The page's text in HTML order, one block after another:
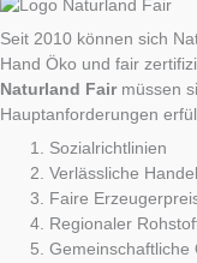
Seit 2010 können sich
Hand Öko und fair
Naturland Fairmüssen
Hauptanforderungen
Sozialrichtlinien
Verlässliche
Faire
Regionaler
Gemeinschaftliche